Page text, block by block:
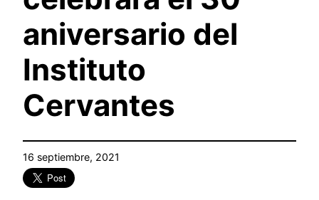
aniversario del
Instituto
Cervantes
16 septiembre, 2021